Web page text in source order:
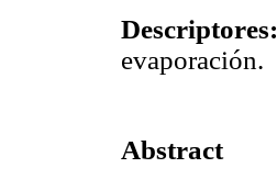
Descriptores:
evaporación.
Abstract